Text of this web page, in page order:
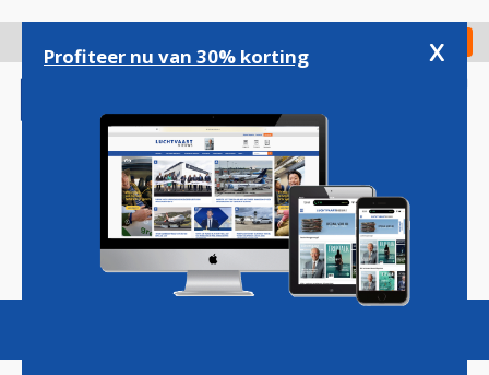
gaan
Check in
Magazine Podcasts Vacatures
Profiteer nu van 30% korting x